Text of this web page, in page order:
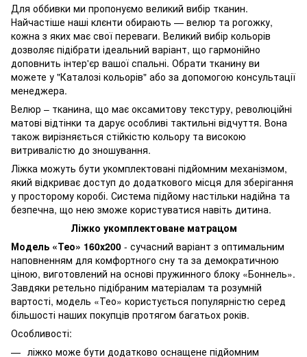
Для оббивки ми пропонуємо великий вибір тканин.
Найчастіше наші клєнти обирають — велюр та рогожку,
кожна з яких має свої переваги. Великий вибір кольорів
дозволяє підібрати ідеальний варіант, що гармонійно
доповнить інтер'єр вашої спальні. Обрати тканину ви
можете у "Каталозі кольорів" або за допомогою консультації
менеджера.
Велюр – тканина, що має оксамитову текстуру, революційні
матові відтінки та дарує особливі тактильні відчуття. Вона
також вирізняється стійкістю кольору та високою
витривалістю до зношування.
Ліжка можуть бути укомплектовані підйомним механізмом,
який відкриває доступ до додаткового місця для зберігання
у просторому коробі. Система підйому настільки надійна та
безпечна, що нею зможе користуватися навіть дитина.
Ліжко укомплектоване матрацом
Модель «Тео» 160х200 - сучасний варіант з оптимальним
наповненням для комфортного сну та за демократичною
ціною, виготовлений на основі пружинного блоку «Боннель».
Завдяки ретельно підібраним матеріалам та розумній
вартості, модель «Тео» користується популярністю серед
більшості наших покупців протягом багатьох років.
Особливості:
ліжко може бути додатково оснащене підйомним